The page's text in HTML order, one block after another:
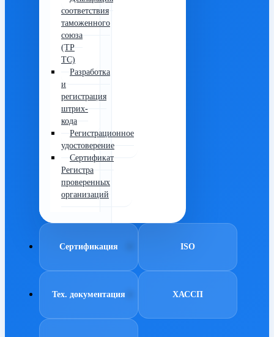
соответствия
таможенного
союза
(ТР
ТС)
Разработка
и
регистрация
штрих-
кода
Регистрационное
удостоверение
Сертификат
Регистра
проверенных
организаций
Сертификация ISO
Тех. документация ХАССП